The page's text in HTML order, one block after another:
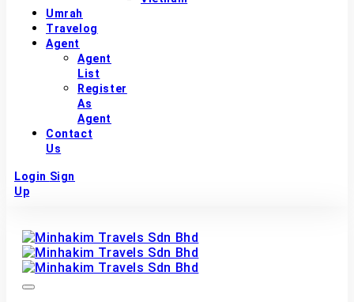
Umrah
Travelog
Agent
Agent
List
Register
As
Agent
Contact
Us
Login Sign
Up